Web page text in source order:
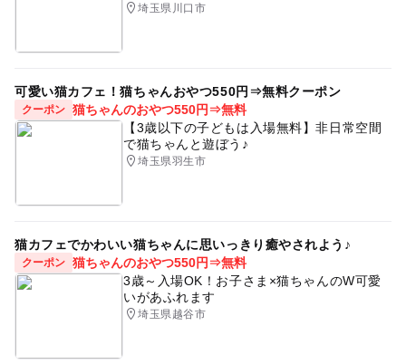
埼玉県川口市
可愛い猫カフェ！猫ちゃんおやつ550円⇒無料クーポン
クーポン 猫ちゃんのおやつ550円⇒無料
【3歳以下の子どもは入場無料】非日常空間
で猫ちゃんと遊ぼう♪
埼玉県羽生市
猫カフェでかわいい猫ちゃんに思いっきり癒やされよう♪
クーポン 猫ちゃんのおやつ550円⇒無料
3歳～入場OK！お子さま×猫ちゃんのW可愛
いがあふれます
埼玉県越谷市